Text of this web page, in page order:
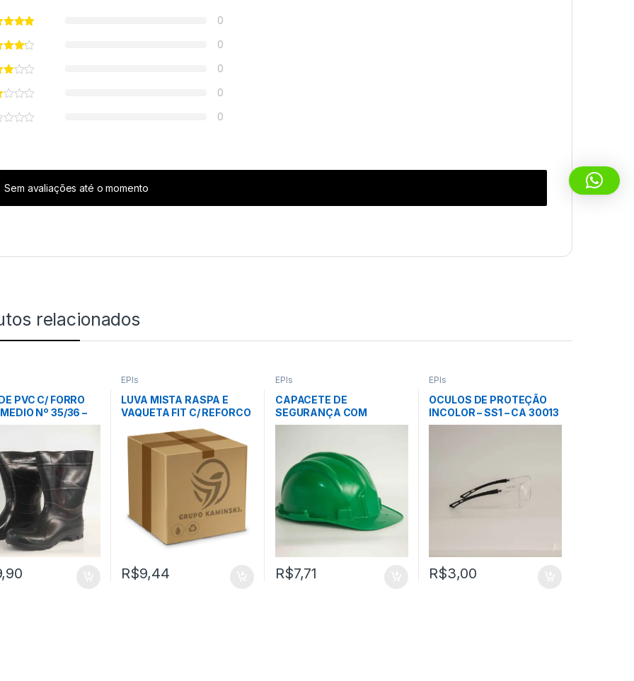
0
0
0
0
0
Sem avaliações até o momento
relacionados
PVC C/ FORRO
Nº 35/36 –
– KALA (CA 32180)
EPIs
LUVA MISTA RASPA E
VAQUETA FIT C/ REFORCO
PLASTCOR
R$9,44
EPIs
CAPACETE DE
SEGURANÇA COM
CARNEIRA – AMARELO –
R$7,71
EPIs
OCULOS DE PROTEÇÃO
INCOLOR – SS1 – CA 30013
– SUPER SAFETY
R$3,00